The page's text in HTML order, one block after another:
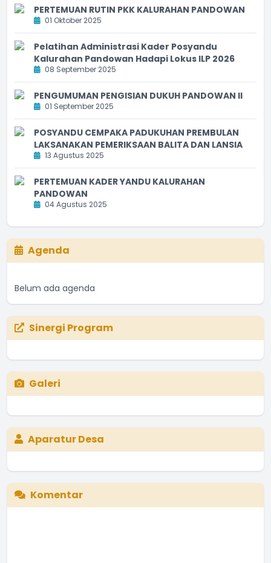
PERTEMUAN RUTIN PKK KALURAHAN PANDOWAN
01 Oktober 2025
Pelatihan Administrasi Kader Posyandu
Kalurahan Pandowan Hadapi Lokus ILP 2026
08 September 2025
PENGUMUMAN PENGISIAN DUKUH PANDOWAN II
01 September 2025
POSYANDU CEMPAKA PADUKUHAN PREMBULAN
LAKSANAKAN PEMERIKSAAN BALITA DAN LANSIA
13 Agustus 2025
PERTEMUAN KADER YANDU KALURAHAN
PANDOWAN
04 Agustus 2025
Agenda
Belum ada agenda
Sinergi Program
Galeri
Aparatur Desa
Komentar